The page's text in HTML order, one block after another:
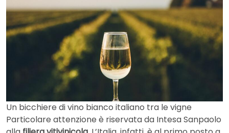
Un bicchiere di vino bianco italiano tra le vigne
Particolare attenzione è riservata da Intesa Sanpaolo